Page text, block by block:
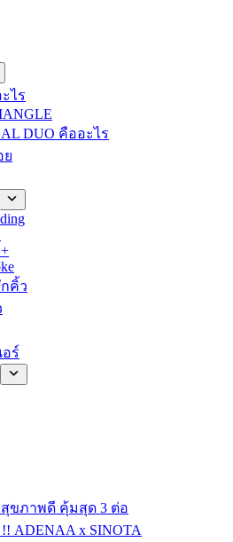
ไร
DUO คืออะไร
ย
คิ้ว
อร์
ขภาพดี คุ้มสุด 3 ต่อ
ADENAA x SINOTA